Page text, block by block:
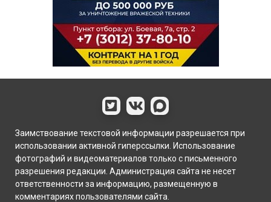
Заимствование текстовой информации разрешается при
использовании активной гиперссылки. Использование
фотографий и видеоматериалов только с письменного
разрешения редакции. Администрация сайта не несет
ответственности за информацию, размещенную в
комментариях пользователями сайта.